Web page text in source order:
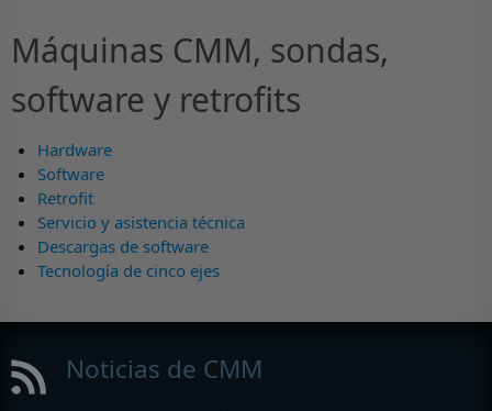
Máquinas CMM, sondas,
software y retrofits
Hardware
Software
Retrofit
Servicio y asistencia técnica
Descargas de software
Tecnología de cinco ejes
Noticias de CMM